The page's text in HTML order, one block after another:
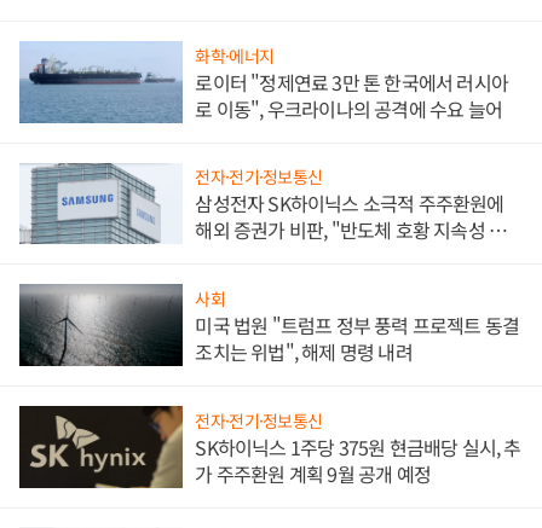
화학·에너지
로이터 "정제연료 3만 톤 한국에서 러시아
로 이동", 우크라이나의 공격에 수요 늘어
전자·전기·정보통신
삼성전자 SK하이닉스 소극적 주주환원에
해외 증권가 비판, "반도체 호황 지속성 의
사회
미국 법원 "트럼프 정부 풍력 프로젝트 동결
조치는 위법", 해제 명령 내려
전자·전기·정보통신
SK하이닉스 1주당 375원 현금배당 실시, 추
가 주주환원 계획 9월 공개 예정